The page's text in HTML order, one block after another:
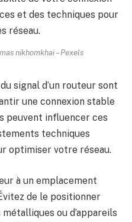
nikhomkhai – Pexels
du signal d’un routeur sont
une connexion stable
peuvent influencer ces
techniques
optimiser votre réseau.
à un emplacement
de le positionner
ou d’appareils